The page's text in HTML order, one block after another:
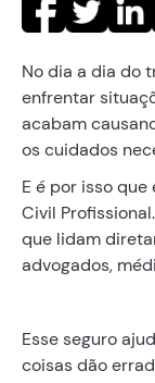
No dia a dia do
enfrentar
acabam
os cuidados
E é por isso
Civil
que lidam
advogados,
Esse seguro
coisas dão